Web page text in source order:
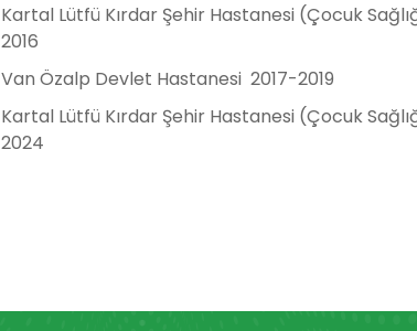
Kartal Lütfü Kırdar Şehir Hastanesi (Çocuk
2016
Van Özalp Devlet Hastanesi 2017-2019
Kartal Lütfü Kırdar Şehir Hastanesi (Çocuk
2024